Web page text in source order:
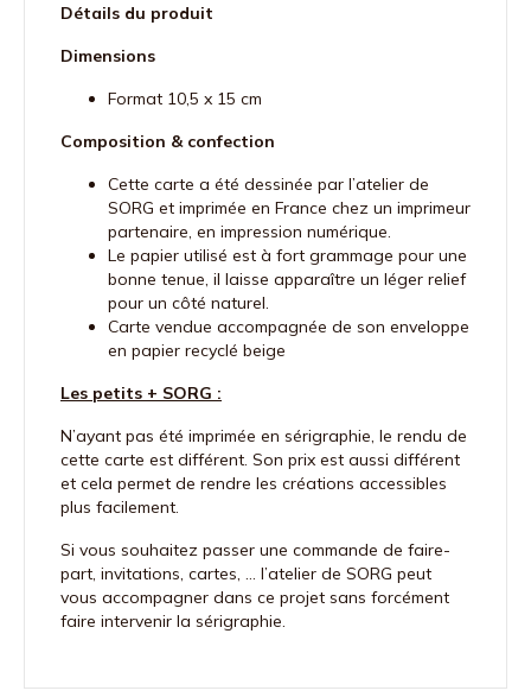
Détails du produit
Dimensions
Format 10,5 x 15 cm
Composition & confection
Cette carte a été dessinée par l’atelier de
SORG et imprimée en France chez un imprimeur
partenaire, en impression numérique.
Le papier utilisé est à fort grammage pour une
bonne tenue, il laisse apparaître un léger relief
pour un côté naturel.
Carte vendue accompagnée de son enveloppe
en papier recyclé beige
Les petits + SORG :
N’ayant pas été imprimée en sérigraphie, le rendu de
cette carte est différent. Son prix est aussi différent
et cela permet de rendre les créations accessibles
plus facilement.
Si vous souhaitez passer une commande de faire-
part, invitations, cartes, … l’atelier de SORG peut
vous accompagner dans ce projet sans forcément
faire intervenir la sérigraphie.